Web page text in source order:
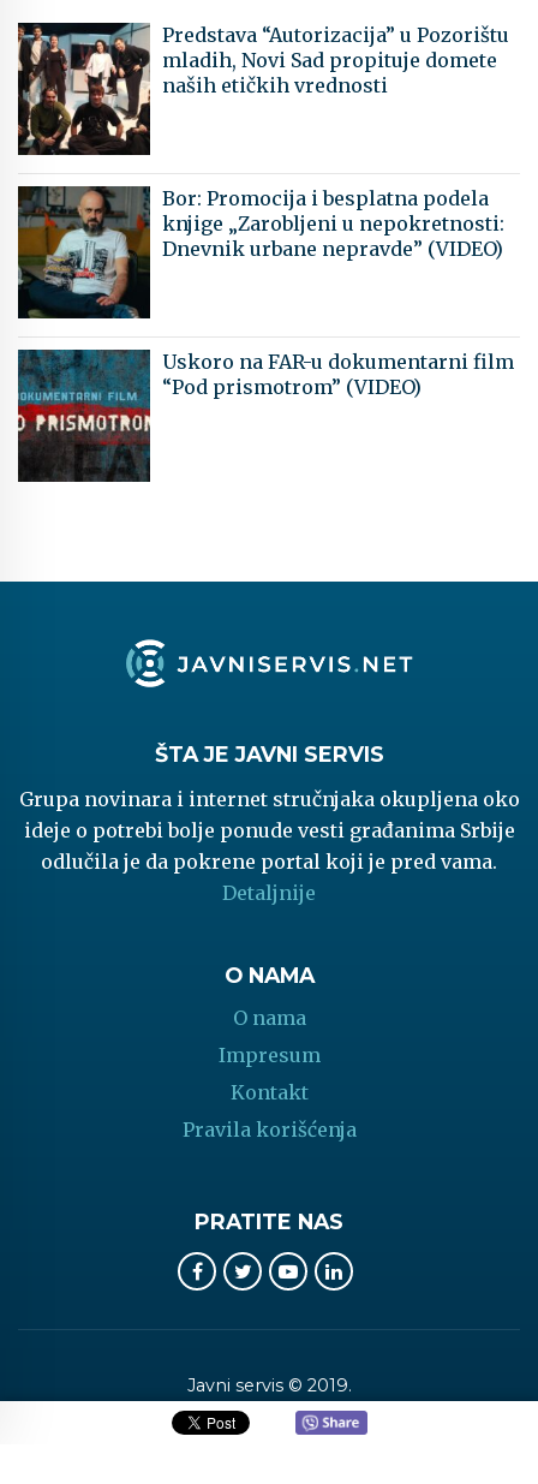
Predstava “Autorizacija” u Pozorištu
mladih, Novi Sad propituje domete
naših etičkih vrednosti
Bor: Promocija i besplatna podela
knjige „Zarobljeni u nepokretnosti:
Dnevnik urbane nepravde” (VIDEO)
Uskoro na FAR-u dokumentarni film
“Pod prismotrom” (VIDEO)
ŠTA JE JAVNI SERVIS
Grupa novinara i internet stručnjaka okupljena oko
ideje o potrebi bolje ponude vesti građanima Srbije
odlučila je da pokrene portal koji je pred vama.
Detaljnije
O NAMA
O nama
Impresum
Kontakt
Pravila korišćenja
PRATITE NAS
Javni servis © 2019.